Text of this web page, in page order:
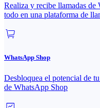
Realiza y recibe llamadas de
todo en una plataforma de
WhatsApp Shop
Desbloquea el potencial de
de WhatsApp Shop